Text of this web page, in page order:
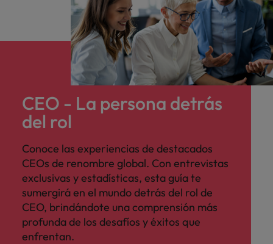
CEO - La persona detrás
del rol
Conoce las experiencias de destacados
CEOs de renombre global. Con entrevistas
exclusivas y estadísticas, esta guía te
sumergirá en el mundo detrás del rol de
CEO, brindándote una comprensión más
profunda de los desafíos y éxitos que
enfrentan.